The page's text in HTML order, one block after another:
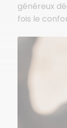
généreux
fois le